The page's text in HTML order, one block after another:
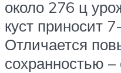
около 276 ц
куст приносит
Отличается
сохранностью –